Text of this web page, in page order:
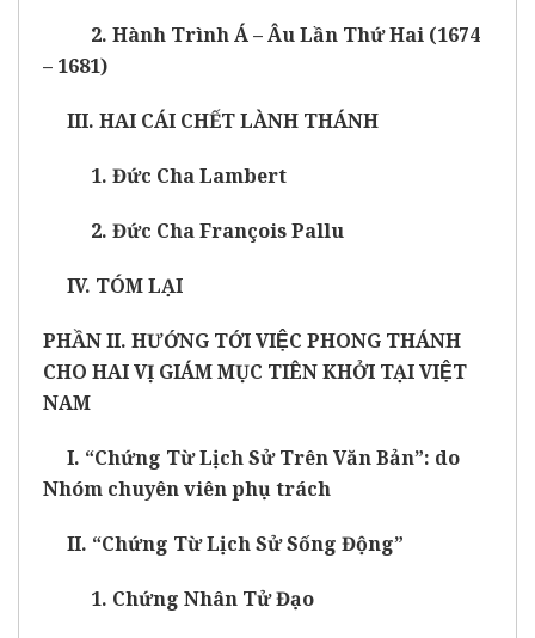
2. Hành Trình Á – Âu Lần Thứ Hai (1674
– 1681)
III. HAI CÁI CHẾT LÀNH THÁNH
1. Đức Cha Lambert
2. Đức Cha François Pallu
IV. TÓM LẠI
PHẦN II. HƯỚNG TỚI VIỆC PHONG THÁNH
CHO HAI VỊ GIÁM MỤC TIÊN KHỞI TẠI VIỆT
NAM
I. “Chứng Từ Lịch Sử Trên Văn Bản”: do
Nhóm chuyên viên phụ trách
II. “Chứng Từ Lịch Sử Sống Động”
1. Chứng Nhân Tử Đạo